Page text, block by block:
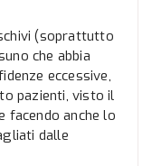
(soprattutto
che abbia
eccessive,
pazienti, visto il
facendo anche lo
dalle